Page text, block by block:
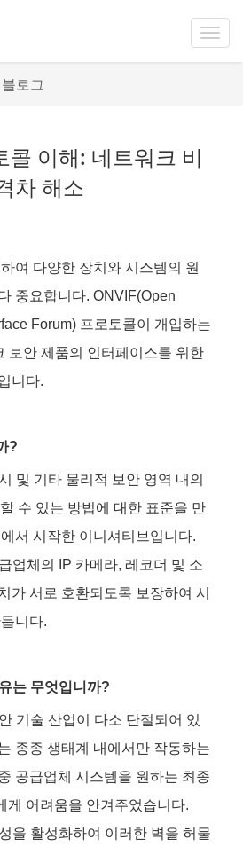
블로그
콜 이해: 네트워크 비
차 해소
여 다양한 장치와 시스템의 원
중요합니다. ONVIF(Open
Forum) 프로토콜이 개입하는
보안 제품의 인터페이스를 위한
니다.
?
및 기타 물리적 보안 영역 내의
수 있는 방법에 대한 표준을 만
서 시작한 이니셔티브입니다.
업체의 IP 카메라, 레코더 및 소
가 서로 호환되도록 보장하여 시
니다.
는 무엇입니까?
기술 산업이 다소 단절되어 있
종종 생태계 내에서만 작동하는
공급업체 시스템을 원하는 최종
게 어려움을 안겨주었습니다.
을 활성화하여 이러한 벽을 허물